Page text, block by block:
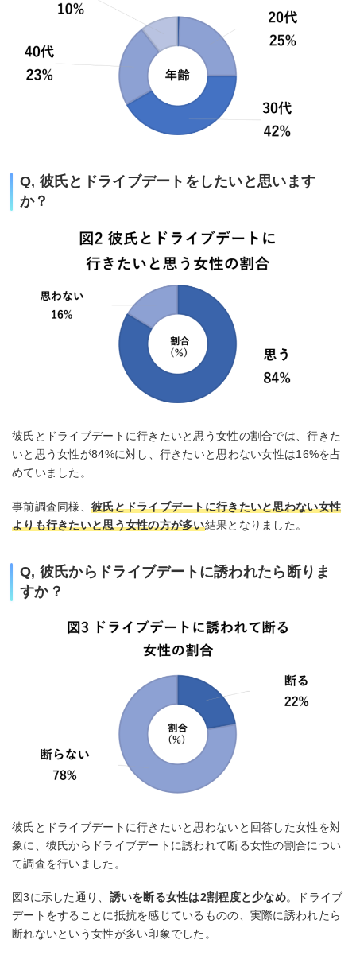
Q, 彼氏とドライブデートをしたいと思います
か？
彼氏とドライブデートに行きたいと思う女性の割合では、行きた
いと思う女性が84%に対し、行きたいと思わない女性は16%を占
めていました。
事前調査同様、 彼氏とドライブデートに行きたいと思わない女性
よりも行きたいと思う女性の方が多い結果となりました。
Q, 彼氏からドライブデートに誘われたら断りま
すか？
彼氏とドライブデートに行きたいと思わないと回答した女性を対
象に、彼氏からドライブデートに誘われて断る女性の割合につい
て調査を行いました。
図3に示した通り、 誘いを断る女性は2割程度と少なめ。ドライブ
デートをすることに抵抗を感じているものの、実際に誘われたら
断れないという女性が多い印象でした。